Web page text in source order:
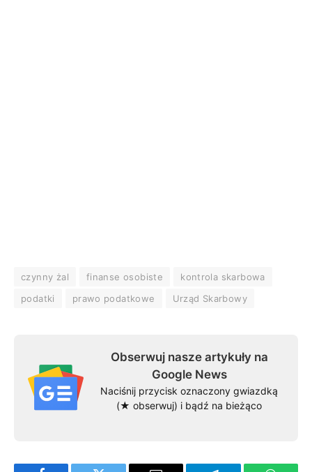
czynny żal finanse osobiste
kontrola skarbowa
podatki
prawo podatkowe Urząd Skarbowy
Obserwuj nasze artykuły na
Google News
Naciśnij przycisk oznaczony gwiazdką
(★ obserwuj) i bądź na bieżąco